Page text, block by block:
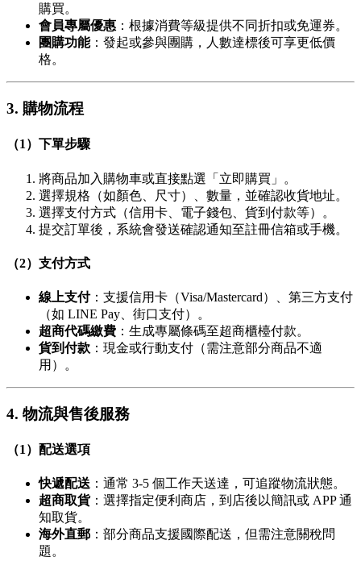
購買。
會員專屬優惠 ：根據消費等級提供不同折扣或免運券。
團購功能：發起或參與團購，人數達標後可享更低價
格。
3. 購物流程
（1）下單步驟
將商品加入購物車或直接點選「立即購買」。
選擇規格（如顏色、尺寸）、數量，並確認收貨地址。
選擇支付方式（信用卡、電子錢包、貨到付款等）。
提交訂單後，系統會發送確認通知至註冊信箱或手機。
（2）支付方式
線上支付：支援信用卡（Visa/Mastercard）、第三方支付
（如 LINE Pay、街口支付）。
超商代碼繳費 ：生成專屬條碼至超商櫃檯付款。
貨到付款 ：現金或行動支付（需注意部分商品不適
用）。
4. 物流與售後服務
（1）配送選項
快遞配送 ：通常 3-5 個工作天送達，可追蹤物流狀態。
超商取貨：選擇指定便利商店，到店後以簡訊或 APP 通
知取貨。
海外直郵 ：部分商品支援國際配送，但需注意關稅問
題。